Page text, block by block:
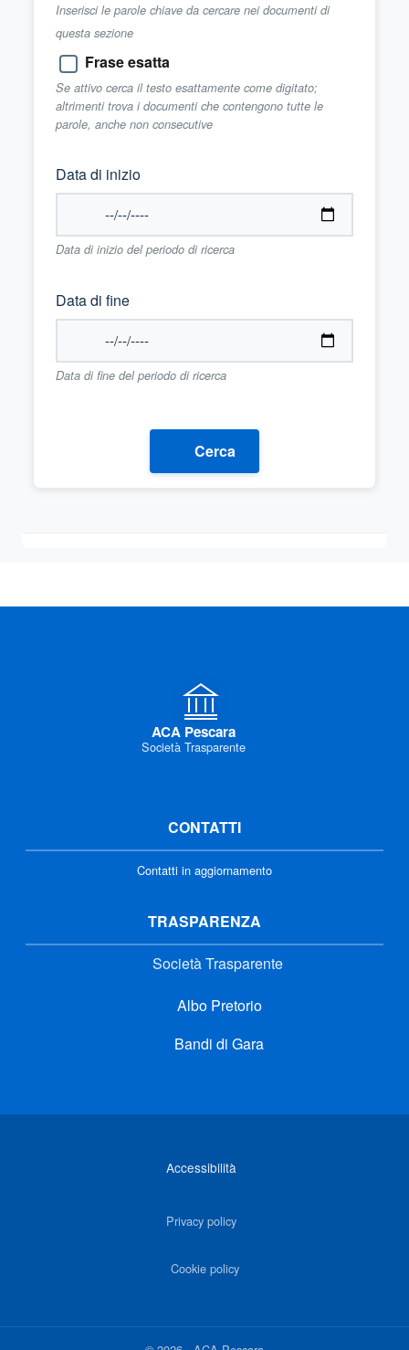
Inserisci le parole chiave da cercare nei documenti di
questa sezione
Frase esatta
Se attivo cerca il testo esattamente come digitato;
altrimenti trova i documenti che contengono tutte le
parole, anche non consecutive
Data di inizio
Data di inizio del periodo di ricerca
Data di fine
Data di fine del periodo di ricerca
Cerca
ACA Pescara
Società Trasparente
CONTATTI
Contatti in aggiornamento
TRASPARENZA
Società Trasparente
Albo Pretorio
Bandi di Gara
Accessibilità
Privacy policy
Cookie policy